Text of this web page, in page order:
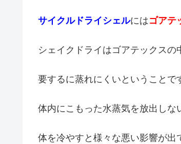
サイクルドライシェルにはゴアテ
シェイクドライはゴアテックスの
要するに蒸れにくいということで
体内にこもった水蒸気を放出しな
体を冷やすと様々な悪い影響が出